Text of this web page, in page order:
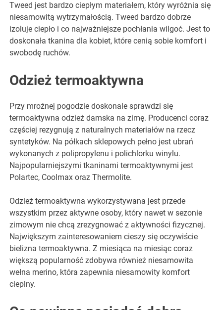
Tweed jest bardzo ciepłym materiałem, który wyróżnia się
niesamowitą wytrzymałością. Tweed bardzo dobrze
izoluje ciepło i co najważniejsze pochłania wilgoć. Jest to
doskonała tkanina dla kobiet, które cenią sobie komfort i
swobodę ruchów.
Odzież termoaktywna
Przy mroźnej pogodzie doskonale sprawdzi się
termoaktywna odzież damska na zimę. Producenci coraz
częściej rezygnują z naturalnych materiałów na rzecz
syntetyków. Na półkach sklepowych pełno jest ubrań
wykonanych z polipropylenu i polichlorku winylu.
Najpopularniejszymi tkaninami termoaktywnymi jest
Polartec, Coolmax oraz Thermolite.
Odzież termoaktywna wykorzystywana jest przede
wszystkim przez aktywne osoby, który nawet w sezonie
zimowym nie chcą zrezygnować z aktywności fizycznej.
Największym zainteresowaniem cieszy się oczywiście
bielizna termoaktywna. Z miesiąca na miesiąc coraz
większą popularność zdobywa również niesamowita
wełna merino, która zapewnia niesamowity komfort
cieplny.